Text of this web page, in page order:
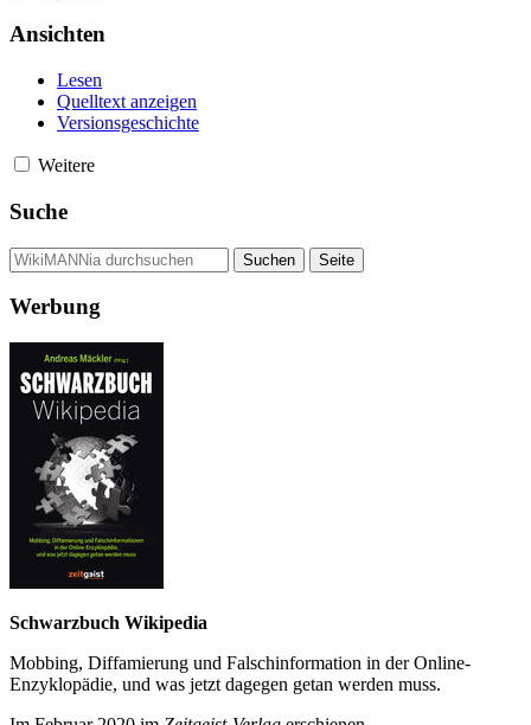
Ansichten
Lesen
Quelltext anzeigen
Versionsgeschichte
Weitere
Suche
Werbung
Schwarzbuch Wikipedia
Mobbing, Diffamierung und Falsch­information in der Online-
Enzyklo­pädie, und was jetzt da­gegen getan werden muss.